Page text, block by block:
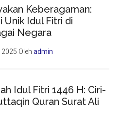
Keberagaman:
Unik Idul Fitri di
Negara
2025 Olehadmin
Idul Fitri 1446 H: Ciri-
Quran Surat Ali